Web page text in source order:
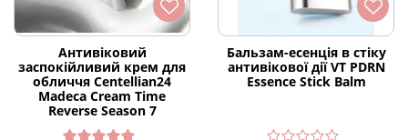
Антивіковий
заспокійливий крем для
обличчя Centellian24
Madeca Cream Time
Reverse Season 7
Бальзам-есенція в стіку
антивікової дії VT PDRN
Essence Stick Balm